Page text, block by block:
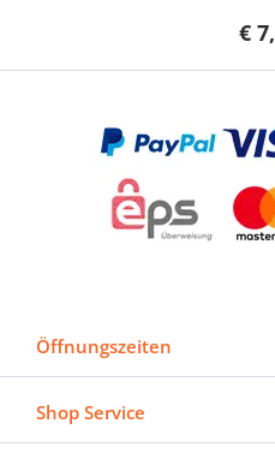
€
Öffnungszeiten
Shop Service